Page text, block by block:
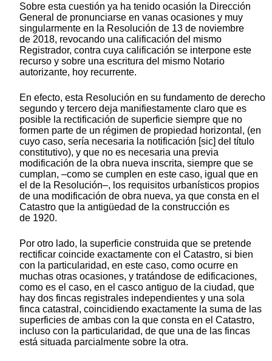
Sobre esta cuestión ya ha tenido ocasión la Dirección
General de pronunciarse en vanas ocasiones y muy
singularmente en la Resolución de 13 de noviembre
de 2018, revocando una calificación del mismo
Registrador, contra cuya calificación se interpone este
recurso y sobre una escritura del mismo Notario
autorizante, hoy recurrente.
En efecto, esta Resolución en su fundamento de derecho
segundo y tercero deja manifiestamente claro que es
posible la rectificación de superficie siempre que no
formen parte de un régimen de propiedad horizontal, (en
cuyo caso, sería necesaria la notificación [sic] del título
constitutivo), y que no es necesaria una previa
modificación de la obra nueva inscrita, siempre que se
cumplan, –como se cumplen en este caso, igual que en
el de la Resolución–, los requisitos urbanísticos propios
de una modificación de obra nueva, ya que consta en el
Catastro que la antigüedad de la construcción es
de 1920.
Por otro lado, la superficie construida que se pretende
rectificar coincide exactamente con el Catastro, si bien
con la particularidad, en este caso, como ocurre en
muchas otras ocasiones, y tratándose de edificaciones,
como es el caso, en el casco antiguo de la ciudad, que
hay dos fincas registrales independientes y una sola
finca catastral, coincidiendo exactamente la suma de las
superficies de ambas con la que consta en el Catastro,
incluso con la particularidad, de que una de las fincas
está situada parcialmente sobre la otra.